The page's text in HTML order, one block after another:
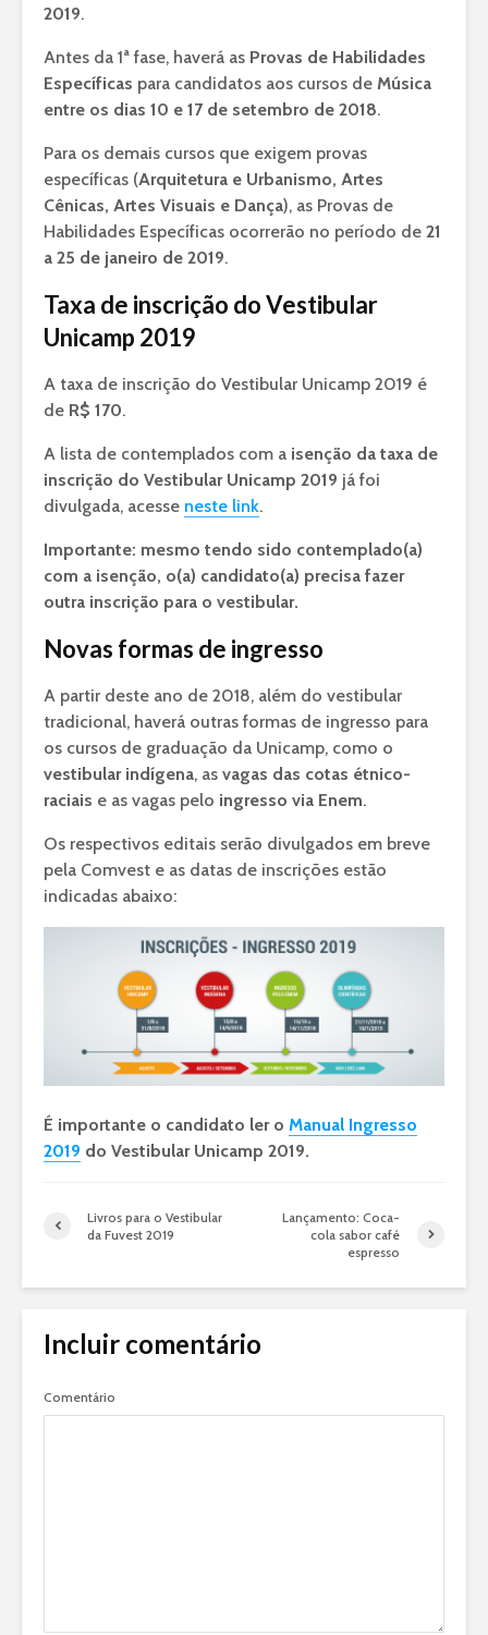
2019.
Antes da 1ª fase, haverá as Provas de Habilidades
Específicas para candidatos aos cursos de Música
entre os dias 10 e 17 de setembro de 2018.
Para os demais cursos que exigem provas
específicas (Arquitetura e Urbanismo, Artes
Cênicas, Artes Visuais e Dança), as Provas de
Habilidades Específicas ocorrerão no período de 21
a 25 de janeiro de 2019.
Taxa de inscrição do Vestibular
Unicamp 2019
A taxa de inscrição do Vestibular Unicamp 2019 é
de R$ 170.
A lista de contemplados com a isenção da taxa de
inscrição do Vestibular Unicamp 2019 já foi
divulgada, acesse neste link.
Importante: mesmo tendo sido contemplado(a)
com a isenção, o(a) candidato(a) precisa fazer
outra inscrição para o vestibular.
Novas formas de ingresso
A partir deste ano de 2018, além do vestibular
tradicional, haverá outras formas de ingresso para
os cursos de graduação da Unicamp, como o
vestibular indígena, as vagas das cotas étnico-
raciais e as vagas pelo ingresso via Enem.
Os respectivos editais serão divulgados em breve
pela Comvest e as datas de inscrições estão
indicadas abaixo:
É importante o candidato ler o Manual Ingresso
2019 do Vestibular Unicamp 2019.
Livros para o Vestibular
da Fuvest 2019
Lançamento: Coca-
cola sabor café
espresso
Incluir comentário
Comentário